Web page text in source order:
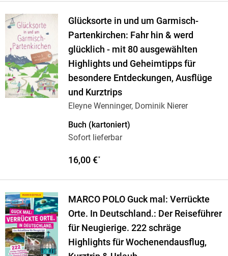
Glücksorte in und um Garmisch-
Partenkirchen: Fahr hin & werd
glücklich - mit 80 ausgewählten
Highlights und Geheimtipps für
besondere Entdeckungen, Ausflüge
und Kurztrips
Eleyne Wenninger, Dominik Nierer
Buch (kartoniert)
Sofort lieferbar
16,00 €*
MARCO POLO Guck mal: Verrückte
Orte. In Deutschland.: Der Reiseführer
für Neugierige. 222 schräge
Highlights für Wochenendausflug,